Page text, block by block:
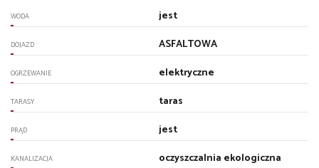
WODA jest
DOJAZD ASFALTOWA
OGRZEWANIE elektryczne
TARASY taras
PRĄD jest
KANALIZACJA oczyszczalnia ekologiczna